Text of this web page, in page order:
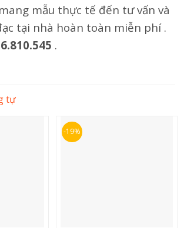
mẫu thực tế đến tư vấn và
tại nhà hoàn toàn miễn phí .
.
tự
-19%